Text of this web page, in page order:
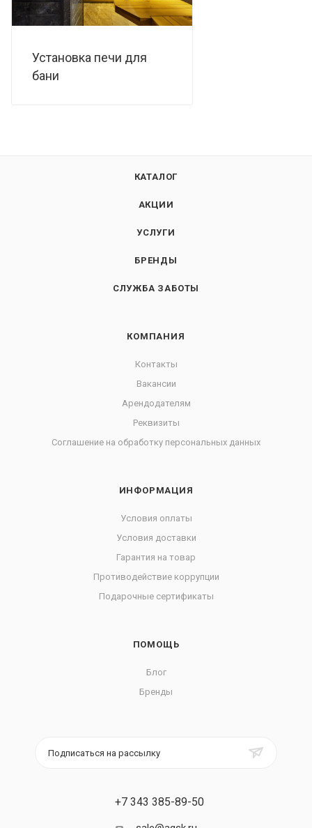
Установка печи для
бани
КАТАЛОГ
АКЦИИ
УСЛУГИ
БРЕНДЫ
СЛУЖБА ЗАБОТЫ
КОМПАНИЯ
Контакты
Вакансии
Арендодателям
Реквизиты
Соглашение на обработку персональных данных
ИНФОРМАЦИЯ
Условия оплаты
Условия доставки
Гарантия на товар
Противодействие коррупции
Подарочные сертификаты
ПОМОЩЬ
Блог
Бренды
Подписаться на рассылку
+7 343 385-89-50